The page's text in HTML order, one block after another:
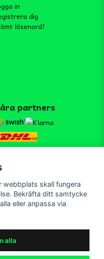
in
dig
lösenord?
partners
Skicka
av våra nyheter och
webbplats skall fungera
Bekräfta ditt samtycke
eller anpassa via
alla